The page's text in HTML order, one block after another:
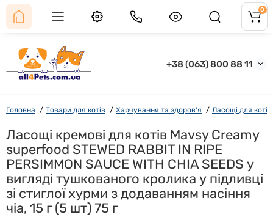
+38 (063) 800 88 11
0
Головна Товари для котів Харчування та здоров'я Ласощі для котів
Ласощі кремові для котів Mavsy Creamy
superfood STEWED RABBIT IN RIPE
PERSIMMON SAUCE WITH CHIA SEEDS у
вигляді тушкованого кролика у підливці
зі стиглої хурми з додаванням насіння
чіа, 15 г (5 шт) 75 г